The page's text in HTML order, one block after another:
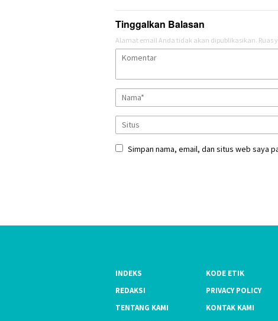
Tinggalkan Balasan
Alamat email Anda tidak akan dipublikasikan. Ruas
Simpan nama, email, dan situs web saya
INDEKS KODE ETIK
REDAKSI
PRIVACY POLICY
TENTANG KAMI
KONTAK KAMI